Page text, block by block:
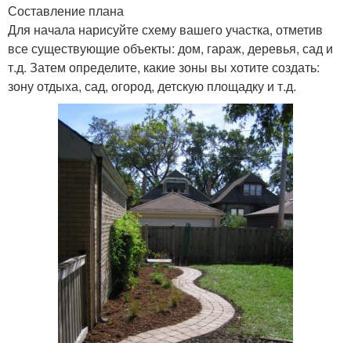
Составление плана
Для начала нарисуйте схему вашего участка, отметив
все существующие объекты: дом, гараж, деревья, сад и
т.д. Затем определите, какие зоны вы хотите создать:
зону отдыха, сад, огород, детскую площадку и т.д.